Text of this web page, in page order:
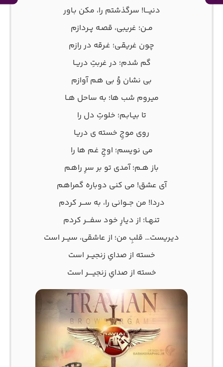
دنیــــا! سرگذشتم را، مکن بـاور
مــن؛ غریبی، قصـه پــردازم
چون غریقـی؛ غـرقه در رازم
گم شدم؛ در غربتِ دریــا
بی نشان وُ بی هـم آوازم
میـروم شب ها؛ به ساحل هــا
تا بیــابـم؛ خلوتِ دل را
روی موجِ خسته ی دریـا
می نویسم؛ اوجِ غـم ها را
باز هــم؛ آمدی تو بر سرِ راهـم
آی عشق! می کنی دوباره گمراهـم
دردا! من جــوانی را، به ســـر کردم
تنهــا؛ از دیـارِ خود سفــــر کردم
دیـریست… قلبِ من؛ از عاشقی، سیـــر است
خسته از صدایِ زنجیـــر است
خسته از صدایِ زنجیـــــر است